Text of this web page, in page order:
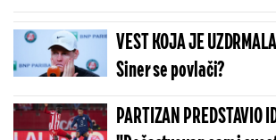
Upereno je nešto
VEST KOJA JE
Siner se povlači?
PARTIZAN PREDSTAVIO